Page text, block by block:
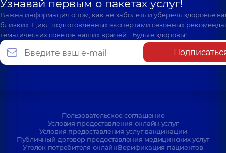
Узнавай первым о пакетах услуг!
Важна информация о том, как не заболеть и уберечь здоровье
близких. Цикл подготовленных экспертами сезонных
тематических советов наших врачей… Будьте здоровы!
Пользовательское соглашение
Условия предоставления онлайн услуг
Условия предоставления услуг вакцинации
Публичный договор предоставления медицинских услуг
Уголок потребителя онлайнВерификация пациентов